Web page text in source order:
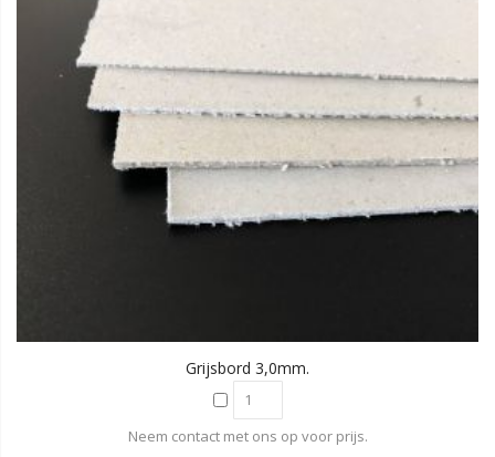
Grijsbord 3,0mm.
Neem contact met ons op voor prijs.